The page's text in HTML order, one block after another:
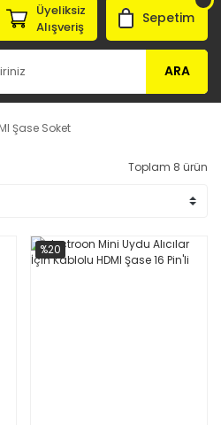
ARA
Üyeliksiz
Alışveriş
Sepetim
Şase Soket
Toplam 8 ürün
%20